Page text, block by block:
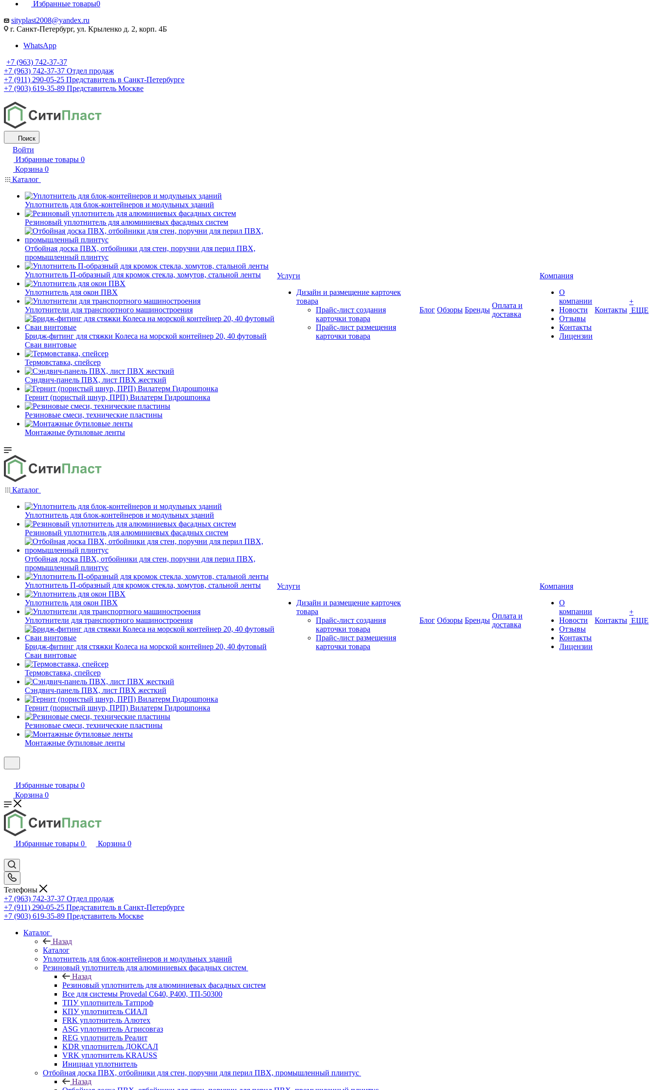
Избранные товары0
sityplast2008@yandex.ru
г. Санкт-Петербург, ул. Крыленко д. 2, корп. 4Б
WhatsApp
+7 (963) 742-37-37
+7 (963) 742-37-37 Отдел продаж
+7 (911) 290-05-25 Представитель в Санкт-Петербурге
+7 (903) 619-35-89 Представитель Москве
Поиск
Войти
Избранные товары 0
Корзина 0
Каталог
Уплотнитель для блок-контейнеров и модульных зданий
Резиновый уплотнитель для алюминиевых фасадных систем
Отбойная доска ПВХ, отбойники для стен, поручни для перил ПВХ,
промышленный плинтус
Уплотнитель П-образный для кромок стекла, хомутов, стальной ленты
Уплотнитель для окон ПВХ
Уплотнители для транспортного машиностроения
Бридж-фитинг для стяжки Колеса на морской контейнер 20, 40 футовый
Сваи винтовые
Термовставка, спейсер
Сэндвич-панель ПВХ, лист ПВХ жесткий
Гернит (пористый шнур, ПРП) Вилатерм Гидрошпонка
Резиновые смеси, технические пластины
Монтажные бутиловые ленты
Услуги
Дизайн и размещение карточек
товара
Прайс-лист создания
карточки товара
Прайс-лист размещения
карточки товара
Блог Обзоры Бренды
Оплата и
доставка
Компания
О
компании
Новости
Отзывы
Контакты
Лицензии
Контакты
+
ЕЩЕ
Каталог
Уплотнитель для блок-контейнеров и модульных зданий
Резиновый уплотнитель для алюминиевых фасадных систем
Отбойная доска ПВХ, отбойники для стен, поручни для перил ПВХ,
промышленный плинтус
Уплотнитель П-образный для кромок стекла, хомутов, стальной ленты
Уплотнитель для окон ПВХ
Уплотнители для транспортного машиностроения
Бридж-фитинг для стяжки Колеса на морской контейнер 20, 40 футовый
Сваи винтовые
Термовставка, спейсер
Сэндвич-панель ПВХ, лист ПВХ жесткий
Гернит (пористый шнур, ПРП) Вилатерм Гидрошпонка
Резиновые смеси, технические пластины
Монтажные бутиловые ленты
Услуги
Дизайн и размещение карточек
товара
Прайс-лист создания
карточки товара
Прайс-лист размещения
карточки товара
Блог Обзоры Бренды
Оплата и
доставка
Компания
О
компании
Новости
Отзывы
Контакты
Лицензии
Контакты
+
ЕЩЕ
Избранные товары 0
Корзина 0
Избранные товары 0 Корзина 0
Телефоны
+7 (963) 742-37-37 Отдел продаж
+7 (911) 290-05-25 Представитель в Санкт-Петербурге
+7 (903) 619-35-89 Представитель Москве
Каталог
Назад
Каталог
Уплотнитель для блок-контейнеров и модульных зданий
Резиновый уплотнитель для алюминиевых фасадных систем
Назад
Резиновый уплотнитель для алюминиевых фасадных систем
Все для системы Provedal С640, Р400, ТП-50300
ТПУ уплотнитель Татпроф
КПУ уплотнитель СИАЛ
FRK уплотнитель Алютех
ASG уплотнитель Агрисовгаз
REG уплотнитель Реалит
KDR уплотнитель ДОКСАЛ
VRK уплотнитель KRAUSS
Инициал уплотнитель
Отбойная доска ПВХ, отбойники для стен, поручни для перил ПВХ, промышленный плинтус
Назад